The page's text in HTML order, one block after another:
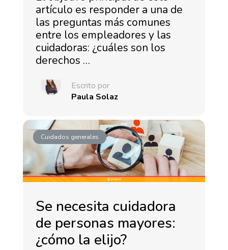
artículo es responder a una de
las preguntas más comunes
entre los empleadores y las
cuidadoras: ¿cuáles son los
derechos …
Escrito por
Paula Solaz
Cuidados generales
Se necesita cuidadora
de personas mayores:
¿cómo la elijo?